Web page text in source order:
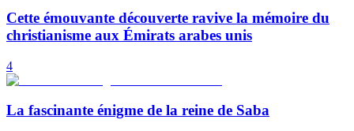
Cette émouvante découverte ravive la mémoire du
christianisme aux Émirats arabes unis
4
La fascinante énigme de la reine de Saba